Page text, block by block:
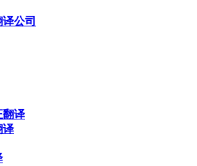
公司
翻译
译